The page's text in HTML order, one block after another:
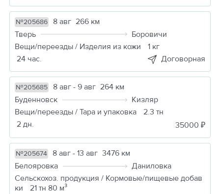
№205686 8 авг 266 км
Тверь
Боровичи
Вещи/переезды / Изделия из кожи
1 кг
24 час.
Договорная
№205685 8 авг - 9 авг 264 км
Буденновск
Кизляр
Вещи/переезды / Тара и упаковка
2.3 тн
2 дн.
35000 ₽
№205674 8 авг - 13 авг 3476 км
Белояровка
Даниловка
Сельскохоз. продукция / Кормовые/пищевые добав
ки
21 тн 80 м³